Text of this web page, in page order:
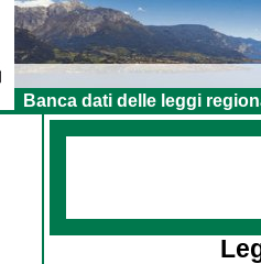
Banca dati delle leggi